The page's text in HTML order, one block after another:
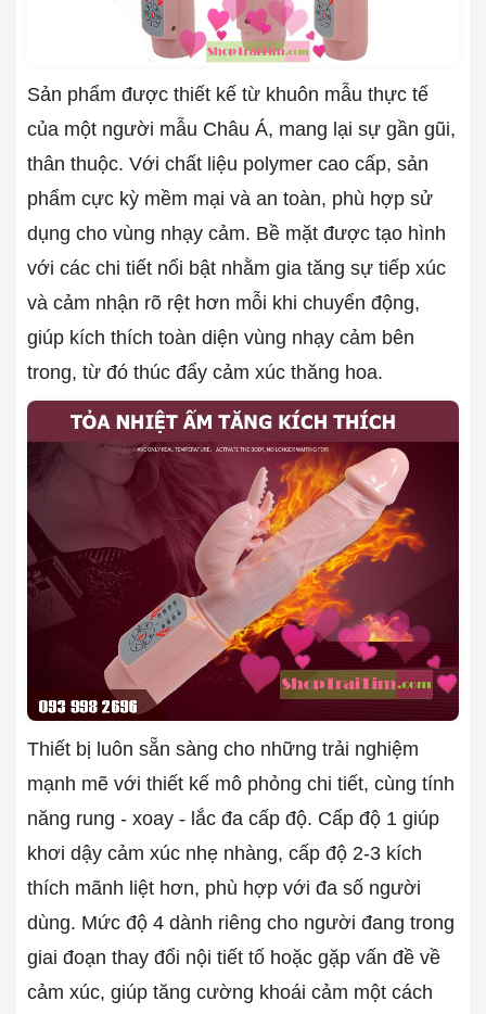
Sản phẩm được thiết kế từ khuôn mẫu thực tế
của một người mẫu Châu Á, mang lại sự gần gũi,
thân thuộc. Với chất liệu polymer cao cấp, sản
phẩm cực kỳ mềm mại và an toàn, phù hợp sử
dụng cho vùng nhạy cảm. Bề mặt được tạo hình
với các chi tiết nổi bật nhằm gia tăng sự tiếp xúc
và cảm nhận rõ rệt hơn mỗi khi chuyển động,
giúp kích thích toàn diện vùng nhạy cảm bên
trong, từ đó thúc đẩy cảm xúc thăng hoa.
Thiết bị luôn sẵn sàng cho những trải nghiệm
mạnh mẽ với thiết kế mô phỏng chi tiết, cùng tính
năng rung - xoay - lắc đa cấp độ. Cấp độ 1 giúp
khơi dậy cảm xúc nhẹ nhàng, cấp độ 2-3 kích
thích mãnh liệt hơn, phù hợp với đa số người
dùng. Mức độ 4 dành riêng cho người đang trong
giai đoạn thay đổi nội tiết tố hoặc gặp vấn đề về
cảm xúc, giúp tăng cường khoái cảm một cách